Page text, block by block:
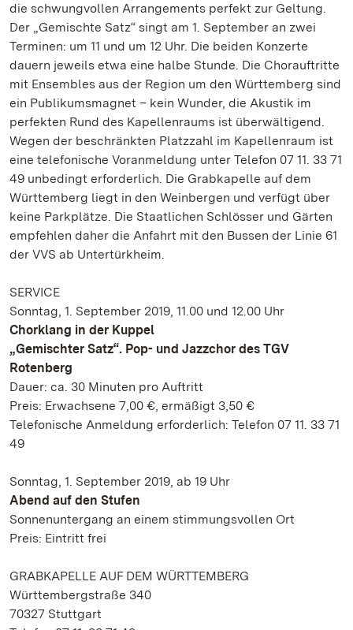
die schwungvollen Arrangements perfekt zur Geltung.
Der „Gemischte Satz“ singt am 1. September an zwei
Terminen: um 11 und um 12 Uhr. Die beiden Konzerte
dauern jeweils etwa eine halbe Stunde. Die Chorauftritte
mit Ensembles aus der Region um den Württemberg sind
ein Publikumsmagnet – kein Wunder, die Akustik im
perfekten Rund des Kapellenraums ist überwältigend.
Wegen der beschränkten Platzzahl im Kapellenraum ist
eine telefonische Voranmeldung unter Telefon 07 11. 33 71
49 unbedingt erforderlich. Die Grabkapelle auf dem
Württemberg liegt in den Weinbergen und verfügt über
keine Parkplätze. Die Staatlichen Schlösser und Gärten
empfehlen daher die Anfahrt mit den Bussen der Linie 61
der VVS ab Untertürkheim.
SERVICE
Sonntag, 1. September 2019, 11.00 und 12.00 Uhr
Chorklang in der Kuppel
„Gemischter Satz“. Pop- und Jazzchor des TGV
Rotenberg
Dauer: ca. 30 Minuten pro Auftritt
Preis: Erwachsene 7,00 €, ermäßigt 3,50 €
Telefonische Anmeldung erforderlich: Telefon 07 11. 33 71
49
Sonntag, 1. September 2019, ab 19 Uhr
Abend auf den Stufen
Sonnenuntergang an einem stimmungsvollen Ort
Preis: Eintritt frei
GRABKAPELLE AUF DEM WÜRTTEMBERG
Württembergstraße 340
70327 Stuttgart